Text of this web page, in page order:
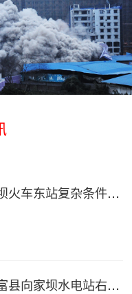
重庆沙坪坝火车东站复杂条件下深基坑土石方爆破
云南省水富县向家坝水电站右岸坝后电站下游横向围堰爆破拆除施工